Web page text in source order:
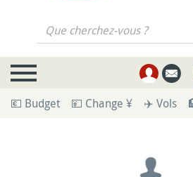
Que cherchez-vous ?
💶 Budget 💴 Change ¥ ✈️ Vols